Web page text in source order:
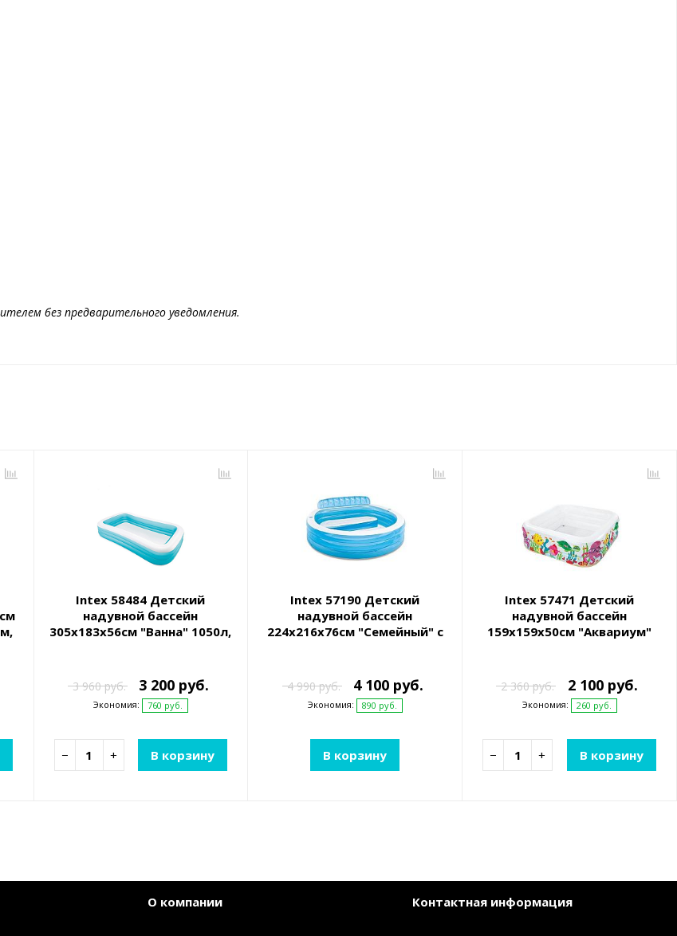
без предварительного уведомления.
Intex 58484 Детский
надувной бассейн
305х183х56см "Ванна" 1050л,
3 960 руб. 3 200 руб.
Экономия: 760 руб.
− + В корзину
Intex 57190 Детский
надувной бассейн
224х216х76см "Семейный" с
лет
4 990 руб. 4 100 руб.
Экономия: 890 руб.
В корзину
Intex 57471 Детский
надувной бассейн
159х159х50см "Аквариум"
2 360 руб. 2 100 руб.
Экономия: 260 руб.
− + В корзину
О компании Контактная информация